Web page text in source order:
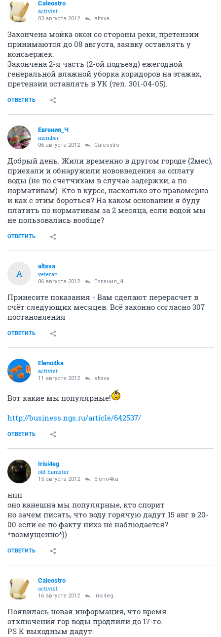
Caleostro
activist
03 августа 2012 altsva
Закончена мойка окон со стороны реки, претензии
принимаются до 08 августа, заявку оставлять у
консьержек.
Закончена 2-я часть (2-ой подъезд) ежегодной
генеральной влажной уборка коридоров на этажах,
претензии оставлять в УК (тел. 301-04-05).
ОТВЕТИТЬ
Евгения_Ч
member
06 августа 2012 Caleostro
Добрый день. Жили временно в другом городе (2мес),
приехали и обнаружили нововведения за оплату
воды (не по счетчикам в случае задержки, а по
нормативам). Кто в курсе, насколько это правомерно
и как с этим бороться? На каком основании я буду
платить по нормативам за 2 месяца, если водой мы
не пользовались вообще?
ОТВЕТИТЬ
A
altsva
veteran
06 августа 2012 Евгения_Ч
Принесите показания - Вам сделают перерасчет в
счёт следующих месяцев. Всё законно согласно 307
постановления
ОТВЕТИТЬ
Eleno4ka
activist
11 августа 2012 altsva
Вот какие мы популярные!
http://business.ngs.ru/article/642537/
ОТВЕТИТЬ
Irisi4eg
old hamster
15 августа 2012 Eleno4ka
нпп
оно канешна мы популярные, кто спорит
но зачем писать, что воду горячую дадут 15 авг в 20-
00 если ее по факту нихэ не наблюдается?
*возмущенно*))
ОТВЕТИТЬ
Caleostro
activist
16 августа 2012 Irisi4eg
Появилась новая информация, что время
отключения гор воды продлили до 17-го.
PS К выходным дадут.